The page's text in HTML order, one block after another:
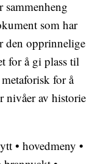
som har
den opprinnelige
for å gi plass til
for å
nivåer av historie
• hovedmeny •